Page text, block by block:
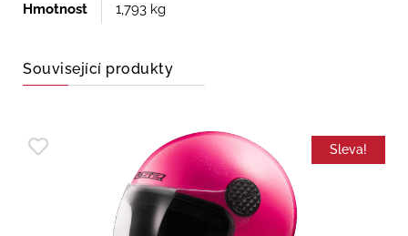
Hmotnost 1,793 kg
Související produkty
Sleva!